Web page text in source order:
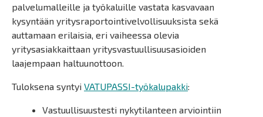
palvelumalleille ja työkaluille vastata kasvavaan
kysyntään yritysraportointivelvollisuuksista sekä
auttamaan erilaisia, eri vaiheessa olevia
yritysasiakkaittaan yritysvastuullisuusasioiden
laajempaan haltuunottoon.
Tuloksena syntyi VATUPASSI-työkalupakki:
Vastuullisuustesti nykytilanteen arviointiin